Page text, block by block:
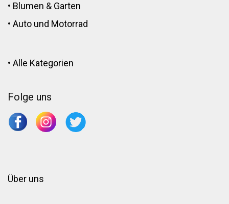
• Blumen & Garten
• Auto und Motorrad
• Alle Kategorien
Folge uns
Über uns